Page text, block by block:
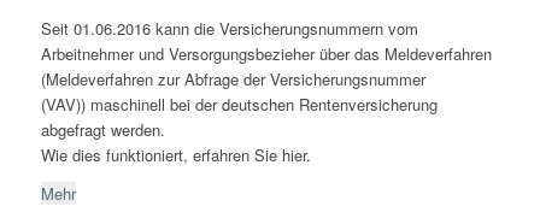
Seit 01.06.2016 kann die Versicherungsnummern vom
Arbeitnehmer und Versorgungsbezieher über das Meldeverfahren
(Meldeverfahren zur Abfrage der Versicherungsnummer
(VAV)) maschinell bei der deutschen Rentenversicherung
abgefragt werden.
Wie dies funktioniert, erfahren Sie hier.
Mehr